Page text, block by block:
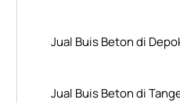
Jual Buis Beton di
Jual Buis Beton di